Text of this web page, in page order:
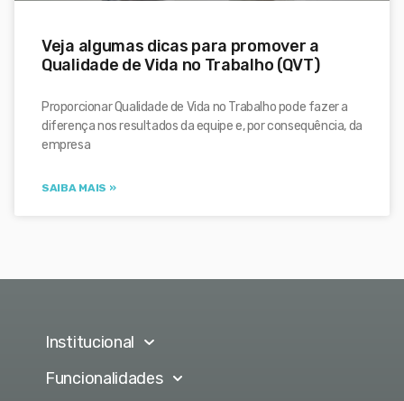
Veja algumas dicas para promover a
Qualidade de Vida no Trabalho (QVT)
Proporcionar Qualidade de Vida no Trabalho pode fazer a
diferença nos resultados da equipe e, por consequência, da
empresa
SAIBA MAIS »
Institucional
Funcionalidades